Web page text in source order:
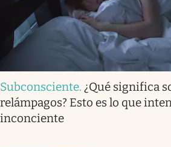
Subconsciente. ¿Qué significa
relámpagos? Esto es lo que
inconciente